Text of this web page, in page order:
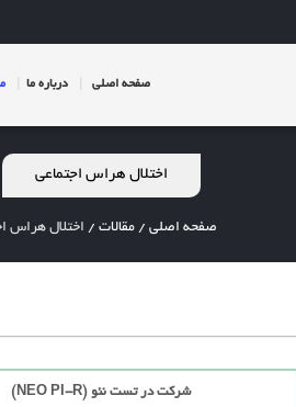
صفحه اصلی درباره ما
اختلال هراس اجتماعی
صفحه اصلی / مقالات / اختلال هراس
شرکت در تست نئو (NEO PI-R)